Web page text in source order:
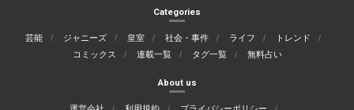
Categories
芸能 ジャニーズ 皇室 社会・事件 ライフ
トレンド
コミックス
連載一覧 タグ一覧 無料占い
About us